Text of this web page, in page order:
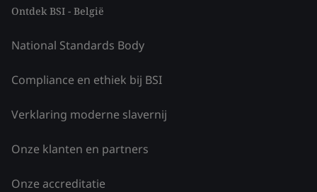
Ontdek BSI - België
National Standards Body
Compliance en ethiek bij BSI
Verklaring moderne slavernij
Onze klanten en partners
Onze accreditatie